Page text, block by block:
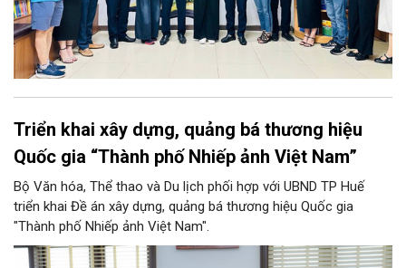
Triển khai xây dựng, quảng bá thương hiệu
Quốc gia “Thành phố Nhiếp ảnh Việt Nam”
Bộ Văn hóa, Thể thao và Du lịch phối hợp với UBND TP Huế
triển khai Đề án xây dựng, quảng bá thương hiệu Quốc gia
"Thành phố Nhiếp ảnh Việt Nam".